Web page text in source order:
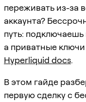
переживать из-за
аккаунта?
путь:
а приватные
Hyperliquid docs.
В этом гайде
первую сделку с